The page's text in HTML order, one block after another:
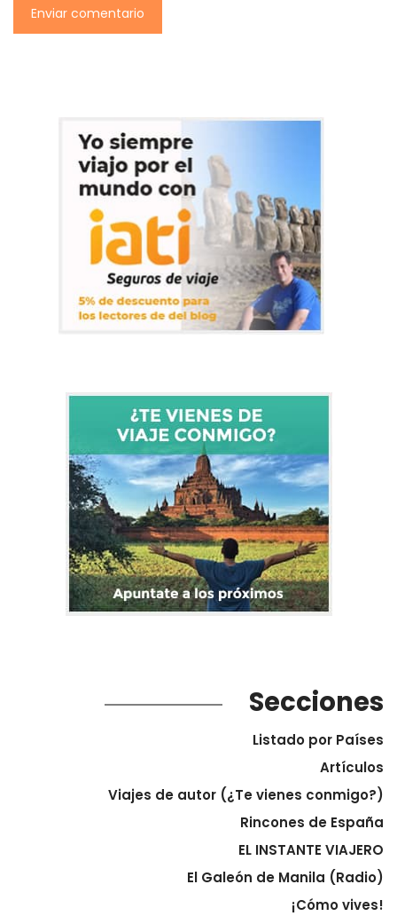
Secciones
Listado por Países
Artículos
Viajes de autor (¿Te vienes conmigo?)
Rincones de España
EL INSTANTE VIAJERO
El Galeón de Manila (Radio)
¡Cómo vives!